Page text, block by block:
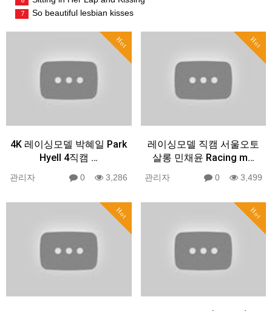
7 So beautiful lesbian kisses
Hot
4K 레이싱모델 박혜일 Park
HyeIl 4직캠 …
관리자 0 3,286
Hot
레이싱모델 직캠 서울오토
살롱 민채윤 Racing m…
관리자 0 3,499
Hot Hot